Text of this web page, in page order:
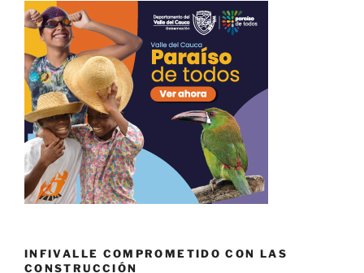
INFIVALLE COMPROMETIDO CON LAS
CONSTRUCCIÓN